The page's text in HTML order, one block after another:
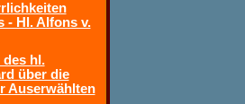
- Hl. Alfons v.
des hl.
über die
Auserwählten